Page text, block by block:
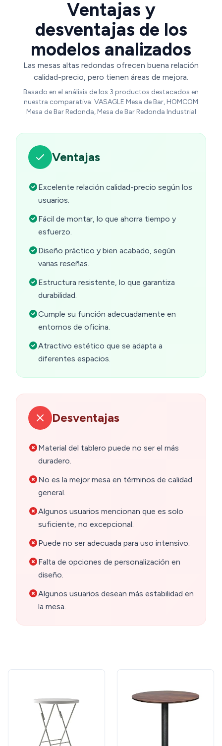
Ventajas y
desventajas de los
modelos analizados
Las mesas altas redondas ofrecen buena relación
calidad-precio, pero tienen áreas de mejora.
Basado en el análisis de los 3 productos destacados en
nuestra comparativa: VASAGLE Mesa de Bar, HOMCOM
Mesa de Bar Redonda, Mesa de Bar Redonda Industrial
Ventajas
Excelente relación calidad-precio según los
usuarios.
Fácil de montar, lo que ahorra tiempo y
esfuerzo.
Diseño práctico y bien acabado, según
varias reseñas.
Estructura resistente, lo que garantiza
durabilidad.
Cumple su función adecuadamente en
entornos de oficina.
Atractivo estético que se adapta a
diferentes espacios.
Desventajas
Material del tablero puede no ser el más
duradero.
No es la mejor mesa en términos de calidad
general.
Algunos usuarios mencionan que es solo
suficiente, no excepcional.
Puede no ser adecuada para uso intensivo.
Falta de opciones de personalización en
diseño.
Algunos usuarios desean más estabilidad en
la mesa.